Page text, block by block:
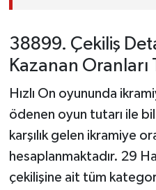
38899. Çekiliş
Kazanan Oranları
Hızlı On oyununda
ödenen oyun tutarı ile
karşılık gelen ikramiye
hesaplanmaktadır. 29
çekilişine ait tüm